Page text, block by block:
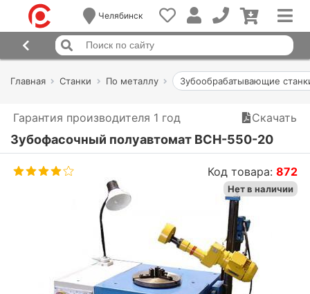
Челябинск
Главная Станки По металлу Зубообрабатывающие
Гарантия производителя 1 год Скачать
Зубофасочный полуавтомат ВСН-550-20
Код товара:872
Нет в наличии